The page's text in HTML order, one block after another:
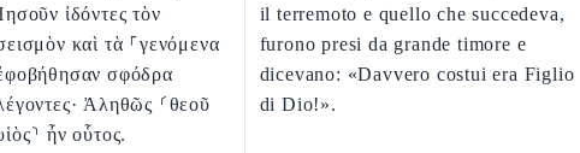
ἰδόντες τὸν
καὶ τὰ ⸀γενόμενα
σφόδρα
Ἀληθῶς ⸂θεοῦ
ἦν οὗτος.
il terremoto e quello che succedeva,
furono presi da grande timore e
dicevano: «Davvero costui era Figlio
di Dio!».